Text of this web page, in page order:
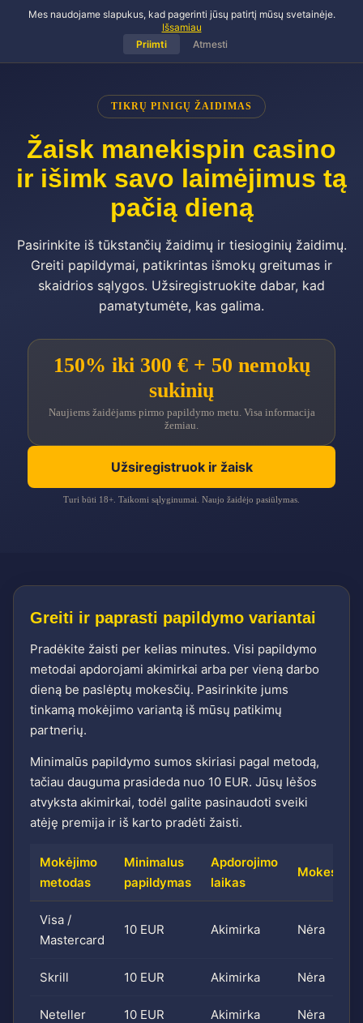
manekispin casino
TIKRŲ PINIGŲ ŽAIDIMAS
Žaisk manekispin casino
ir išimk savo laimėjimus tą
pačią dieną
Pasirinkite iš tūkstančių žaidimų ir tiesioginių žaidimų.
Greiti papildymai, patikrintas išmokų greitumas ir
skaidrios sąlygos. Užsiregistruokite dabar, kad
pamatytumėte, kas galima.
150% iki 300 € + 50 nemokų
sukinių
Naujiems žaidėjams pirmo papildymo metu. Visa informacija
žemiau.
Užsiregistruok ir žaisk
Turi būti 18+. Taikomi sąlyginumai. Naujo žaidėjo pasiūlymas.
Greiti ir paprasti papildymo variantai
Pradėkite žaisti per kelias minutes. Visi papildymo
metodai apdorojami akimirkai arba per vieną darbo
dieną be paslėptų mokesčių. Pasirinkite jums
tinkamą mokėjimo variantą iš mūsų patikimų
partnerių.
Minimalūs papildymo sumos skiriasi pagal metodą,
tačiau dauguma prasideda nuo 10 EUR. Jūsų lėšos
atvyksta akimirkai, todėl galite pasinaudoti sveiki
atėję premija ir iš karto pradėti žaisti.
Mokėjimo
metodas
Minimalus
papildymas
Apdorojimo
laikas
Mokestis
Visa /
Mastercard
10 EUR Akimirka Nėra
Skrill 10 EUR Akimirka Nėra
Neteller 10 EUR Akimirka Nėra
Mes naudojame slapukus, kad pagerinti jūsų patirtį mūsų svetainėje.
Išsamiau
Priimti
Atmesti